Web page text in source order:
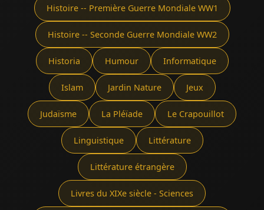
Histoire -- Première Guerre Mondiale WW1
Histoire -- Seconde Guerre Mondiale WW2
Historia Humour Informatique
Islam Jardin Nature Jeux
Judaïsme La Pléïade Le Crapouillot
Linguistique Littérature
Littérature étrangère
Livres du XIXe siècle - Sciences